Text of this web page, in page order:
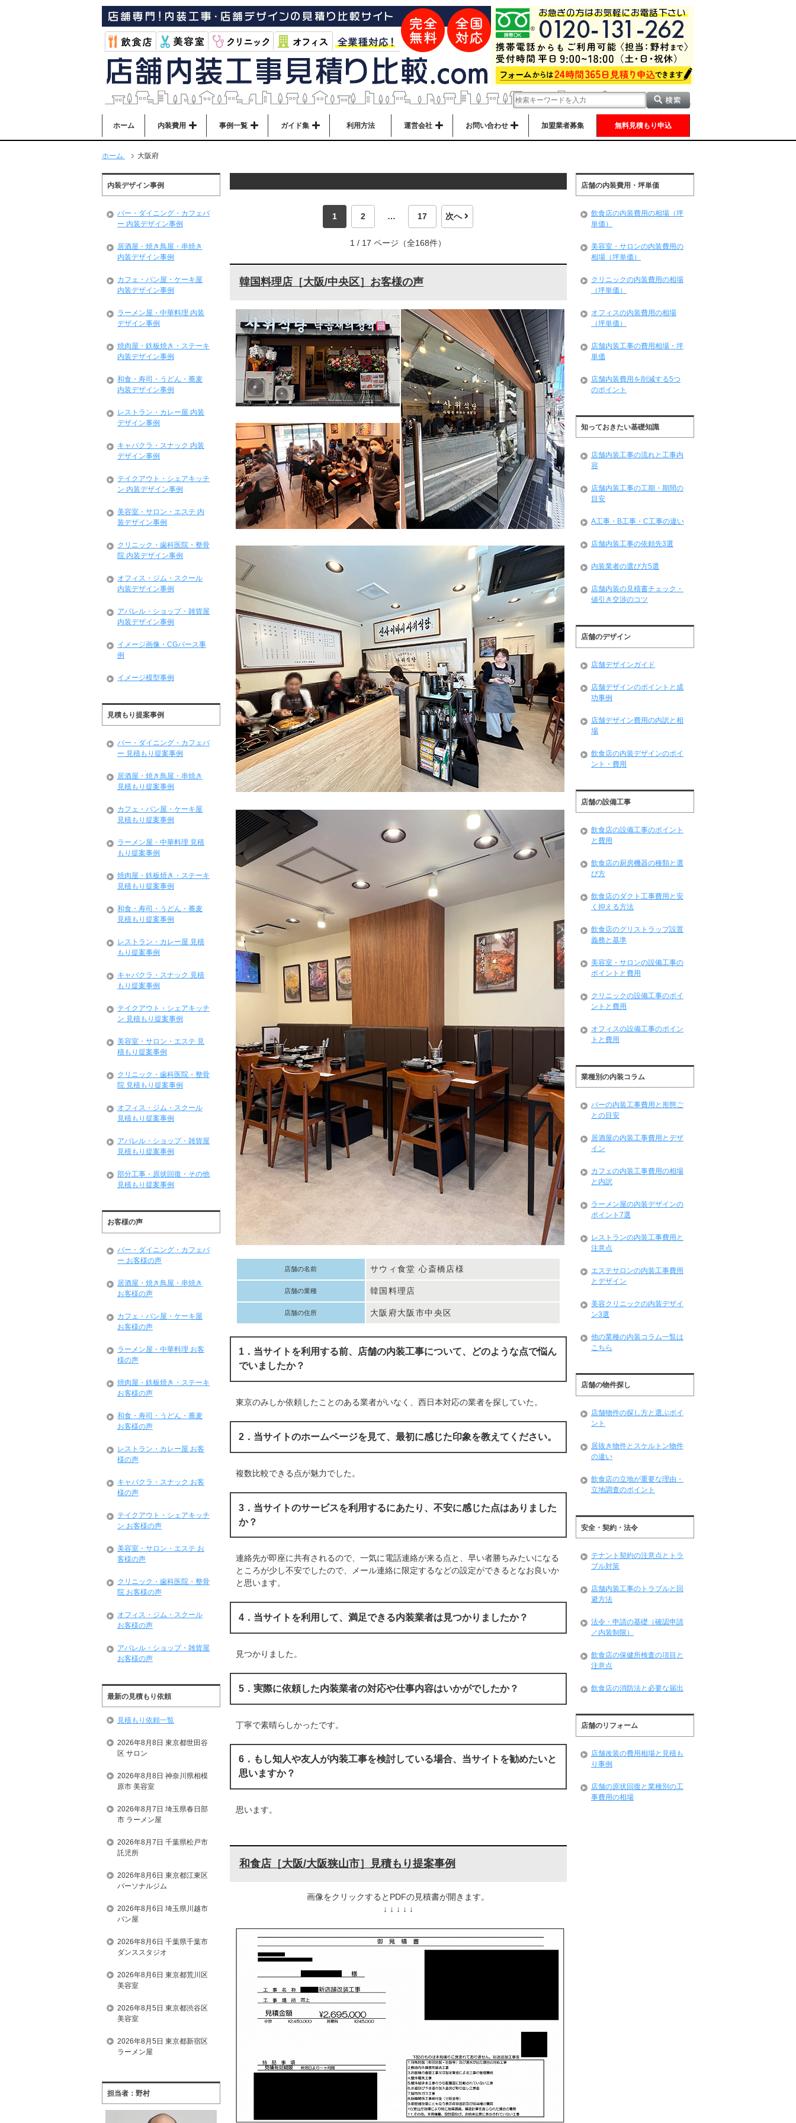
ホーム 内装費用 事例一覧 ガイド集 利用方法 運営会社 お問い合わせ 加盟業者募集 無料見積もり申込
ホーム 大阪府
1 2 … 17 次へ
1 / 17 ページ（全168件）
韓国料理店［大阪/中央区］お客様の声
店舗の名前 サウィ食堂 心斎橋店様
店舗の業種 韓国料理店
店舗の住所 大阪府大阪市中央区
1．当サイトを利用する前、店舗の内装工事について、どのような点で悩ん
でいましたか？
東京のみしか依頼したことのある業者がいなく、西日本対応の業者を探していた。
2．当サイトのホームページを見て、最初に感じた印象を教えてください。
複数比較できる点が魅力でした。
3．当サイトのサービスを利用するにあたり、不安に感じた点はありました
か？
連絡先が即座に共有されるので、一気に電話連絡が来る点と、早い者勝ちみたいになる
ところが少し不安でしたので、メール連絡に限定するなどの設定ができるとなお良いか
と思います。
4．当サイトを利用して、満足できる内装業者は見つかりましたか？
見つかりました。
5．実際に依頼した内装業者の対応や仕事内容はいかがでしたか？
丁寧で素晴らしかったです。
6．もし知人や友人が内装工事を検討している場合、当サイトを勧めたいと
思いますか？
思います。
和食店［大阪/大阪狭山市］見積もり提案事例
画像をクリックするとPDFの見積書が開きます。
↓ ↓ ↓ ↓ ↓
内装デザイン事例
バー・ダイニング・カフェバ
ー 内装デザイン事例
居酒屋・焼き鳥屋・串焼き
内装デザイン事例
カフェ・パン屋・ケーキ屋
内装デザイン事例
ラーメン屋・中華料理 内装
デザイン事例
焼肉屋・鉄板焼き・ステーキ
内装デザイン事例
和食・寿司・うどん・蕎麦
内装デザイン事例
レストラン・カレー屋 内装
デザイン事例
キャバクラ・スナック 内装
デザイン事例
テイクアウト・シェアキッチ
ン 内装デザイン事例
美容室・サロン・エステ 内
装デザイン事例
クリニック・歯科医院・整骨
院 内装デザイン事例
オフィス・ジム・スクール
内装デザイン事例
アパレル・ショップ・雑貨屋
内装デザイン事例
イメージ画像・CGパース事
例
イメージ模型事例
見積もり提案事例
バー・ダイニング・カフェバ
ー 見積もり提案事例
居酒屋・焼き鳥屋・串焼き
見積もり提案事例
カフェ・パン屋・ケーキ屋
見積もり提案事例
ラーメン屋・中華料理 見積
もり提案事例
焼肉屋・鉄板焼き・ステーキ
見積もり提案事例
和食・寿司・うどん・蕎麦
見積もり提案事例
レストラン・カレー屋 見積
もり提案事例
キャバクラ・スナック 見積
もり提案事例
テイクアウト・シェアキッチ
ン 見積もり提案事例
美容室・サロン・エステ 見
積もり提案事例
クリニック・歯科医院・整骨
院 見積もり提案事例
オフィス・ジム・スクール
見積もり提案事例
アパレル・ショップ・雑貨屋
見積もり提案事例
部分工事・原状回復・その他
見積もり提案事例
お客様の声
バー・ダイニング・カフェバ
ー お客様の声
居酒屋・焼き鳥屋・串焼き
お客様の声
カフェ・パン屋・ケーキ屋
お客様の声
ラーメン屋・中華料理 お客
様の声
焼肉屋・鉄板焼き・ステーキ
お客様の声
和食・寿司・うどん・蕎麦
お客様の声
レストラン・カレー屋 お客
様の声
キャバクラ・スナック お客
様の声
テイクアウト・シェアキッチ
ン お客様の声
美容室・サロン・エステ お
客様の声
クリニック・歯科医院・整骨
院 お客様の声
オフィス・ジム・スクール
お客様の声
アパレル・ショップ・雑貨屋
お客様の声
最新の見積もり依頼
見積もり依頼一覧
2026年8月8日 東京都世田谷
区 サロン
2026年8月8日 神奈川県相模
原市 美容室
2026年8月7日 埼玉県春日部
市 ラーメン屋
2026年8月7日 千葉県松戸市
託児所
2026年8月6日 東京都江東区
パーソナルジム
2026年8月6日 埼玉県川越市
パン屋
2026年8月6日 千葉県千葉市
ダンススタジオ
2026年8月6日 東京都荒川区
美容室
2026年8月5日 東京都渋谷区
美容室
2026年8月5日 東京都新宿区
ラーメン屋
担当者：野村
店舗の内装費用・坪単価
飲食店の内装費用の相場（坪
単価）
美容室・サロンの内装費用の
相場（坪単価）
クリニックの内装費用の相場
（坪単価）
オフィスの内装費用の相場
（坪単価）
店舗内装工事の費用相場・坪
単価
店舗内装費用を削減する5つ
のポイント
知っておきたい基礎知識
店舗内装工事の流れと工事内
容
店舗内装工事の工期・期間の
目安
A工事・B工事・C工事の違い
店舗内装工事の依頼先3選
内装業者の選び方5選
店舗内装の見積書チェック・
値引き交渉のコツ
店舗のデザイン
店舗デザインガイド
店舗デザインのポイントと成
功事例
店舗デザイン費用の内訳と相
場
飲食店の内装デザインのポイ
ント・費用
店舗の設備工事
飲食店の設備工事のポイント
と費用
飲食店の厨房機器の種類と選
び方
飲食店のダクト工事費用と安
く抑える方法
飲食店のグリストラップ設置
義務と基準
美容室・サロンの設備工事の
ポイントと費用
クリニックの設備工事のポイ
ントと費用
オフィスの設備工事のポイン
トと費用
業種別の内装コラム
バーの内装工事費用と形態ご
との目安
居酒屋の内装工事費用とデザ
イン
カフェの内装工事費用の相場
と内訳
ラーメン屋の内装デザインの
ポイント7選
レストランの内装工事費用と
注意点
エステサロンの内装工事費用
とデザイン
美容クリニックの内装デザイ
ン3選
他の業種の内装コラム一覧は
こちら
店舗の物件探し
店舗物件の探し方と選ぶポイ
ント
居抜き物件とスケルトン物件
の違い
飲食店の立地が重要な理由・
立地調査のポイント
安全・契約・法令
テナント契約の注意点とトラ
ブル対策
店舗内装工事のトラブルと回
避方法
法令・申請の基礎（確認申請
／内装制限）
飲食店の保健所検査の項目と
注意点
飲食店の消防法と必要な届出
店舗のリフォーム
店舗改装の費用相場と見積も
り事例
店舗の原状回復と業種別の工
事費用の相場